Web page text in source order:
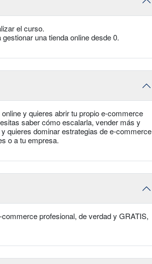
el curso.
una tienda online desde 0.
y quieres abrir tu propio e-commerce
saber cómo escalarla, vender más y
quieres dominar estrategias de e-commerce
o a tu empresa.
profesional, de verdad y GRATIS,